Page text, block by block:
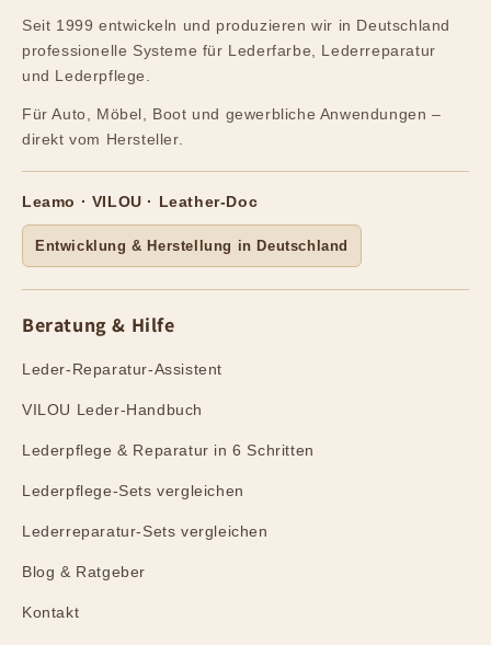
Seit 1999 entwickeln und produzieren wir in Deutschland
professionelle Systeme für Lederfarbe, Lederreparatur
und Lederpflege.
Für Auto, Möbel, Boot und gewerbliche Anwendungen –
direkt vom Hersteller.
Leamo · VILOU · Leather-Doc
Entwicklung & Herstellung in Deutschland
Beratung & Hilfe
Leder-Reparatur-Assistent
VILOU Leder-Handbuch
Lederpflege & Reparatur in 6 Schritten
Lederpflege-Sets vergleichen
Lederreparatur-Sets vergleichen
Blog & Ratgeber
Kontakt